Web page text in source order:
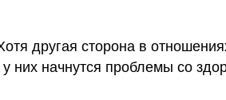
другая сторона в
них начнутся проблемы со